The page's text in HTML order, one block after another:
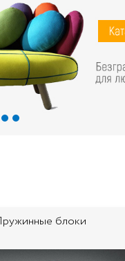
блоки